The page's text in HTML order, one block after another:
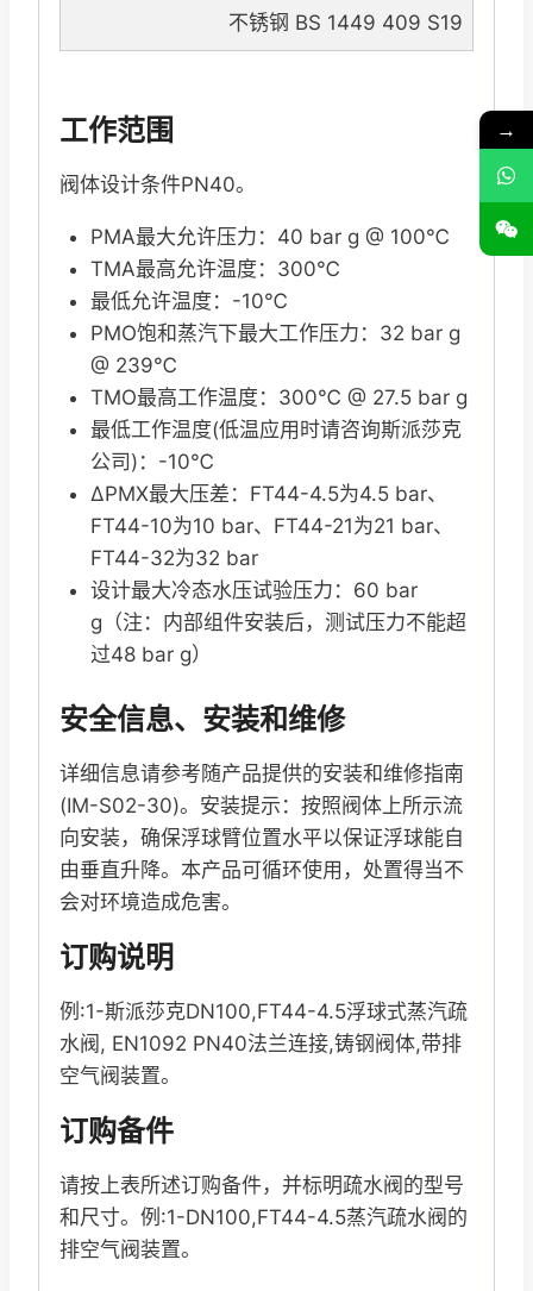
不锈钢 BS 1449 409 S19
工作范围
阀体设计条件PN40。
PMA最大允许压力：40 bar g @ 100℃
TMA最高允许温度：300℃
最低允许温度：-10℃
PMO饱和蒸汽下最大工作压力：32 bar g
@ 239℃
TMO最高工作温度：300℃ @ 27.5 bar g
最低工作温度(低温应用时请咨询斯派莎克
公司)：-10℃
ΔPMX最大压差：FT44-4.5为4.5 bar、
FT44-10为10 bar、FT44-21为21 bar、
FT44-32为32 bar
设计最大冷态水压试验压力：60 bar
g（注：内部组件安装后，测试压力不能超
过48 bar g）
安全信息、安装和维修
详细信息请参考随产品提供的安装和维修指南
(IM-S02-30)。安装提示：按照阀体上所示流
向安装，确保浮球臂位置水平以保证浮球能自
由垂直升降。本产品可循环使用，处置得当不
会对环境造成危害。
订购说明
例:1-斯派莎克DN100,FT44-4.5浮球式蒸汽疏
水阀, EN1092 PN40法兰连接,铸钢阀体,带排
空气阀装置。
订购备件
请按上表所述订购备件，并标明疏水阀的型号
和尺寸。例:1-DN100,FT44-4.5蒸汽疏水阀的
排空气阀装置。
→